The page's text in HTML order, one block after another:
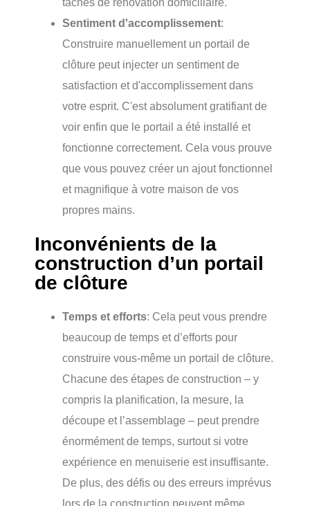
tâches de rénovation domiciliaire.
Sentiment d'accomplissement:
Construire manuellement un portail de
clôture peut injecter un sentiment de
satisfaction et d'accomplissement dans
votre esprit. C'est absolument gratifiant de
voir enfin que le portail a été installé et
fonctionne correctement. Cela vous prouve
que vous pouvez créer un ajout fonctionnel
et magnifique à votre maison de vos
propres mains.
Inconvénients de la
construction d’un portail
de clôture
Temps et efforts: Cela peut vous prendre
beaucoup de temps et d’efforts pour
construire vous-même un portail de clôture.
Chacune des étapes de construction – y
compris la planification, la mesure, la
découpe et l’assemblage – peut prendre
énormément de temps, surtout si votre
expérience en menuiserie est insuffisante.
De plus, des défis ou des erreurs imprévus
lors de la construction peuvent même